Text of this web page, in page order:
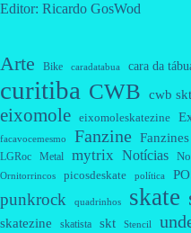
Editor: Ricardo GosWod
Arte Bike caradatabua cara da
curitiba CWB cwb
eixomole eixomoleskatezine
facavocemesmo Fanzine Fanzines
LGRoc Metal mytrix Notícias
Ornitorrincos picosdeskate política
punkrock quadrinhos skate
skatezine skatista skt Stencil